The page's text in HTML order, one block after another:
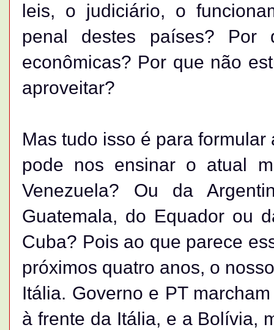
leis, o judiciário, o
penal destes países? Por
econômicas? Por que não
aproveitar?
Mas tudo isso é para
pode nos ensinar o atual
Venezuela? Ou da
Guatemala, do Equador ou
Cuba? Pois ao que parece
próximos quatro anos, o
Itália. Governo e PT
à frente da Itália, e a Bolívia,